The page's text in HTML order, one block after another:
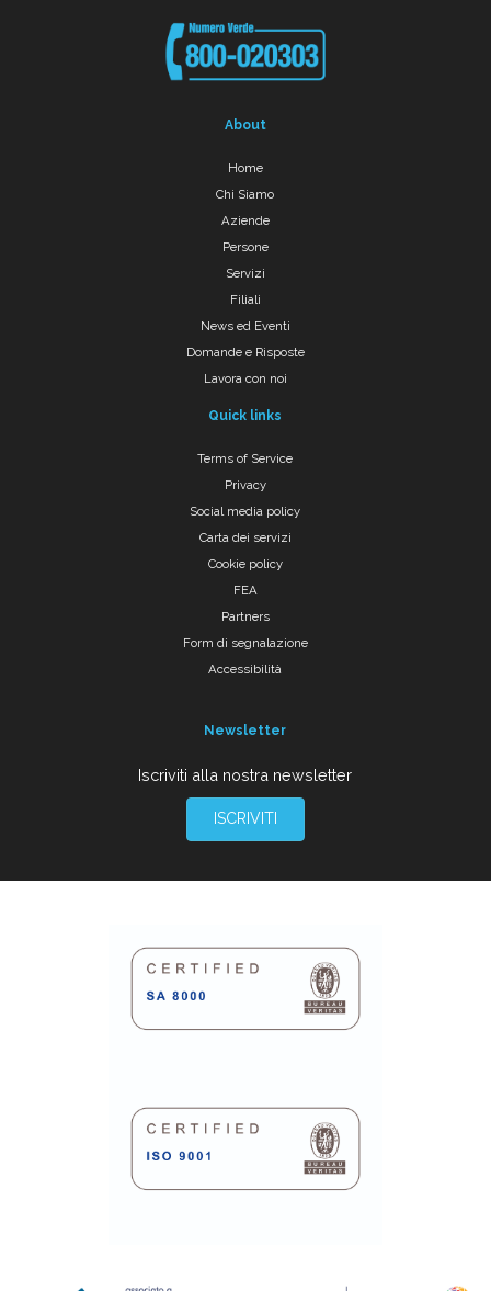
About
Home
Chi Siamo
Aziende
Persone
Servizi
Filiali
News ed Eventi
Domande e Risposte
Lavora con noi
Quick links
Terms of Service
Privacy
Social media policy
Carta dei servizi
Cookie policy
FEA
Partners
Form di segnalazione
Accessibilità
Newsletter
Iscriviti alla nostra newsletter
ISCRIVITI